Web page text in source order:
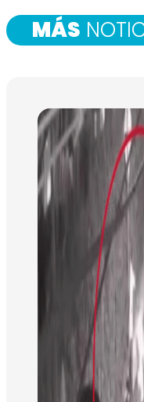
MÁS